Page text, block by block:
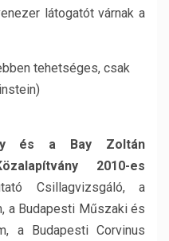
látogatót várnak a
tehetséges, csak
és a Bay Zoltán
2010-es
Csillagvizsgáló, a
a Budapesti Műszaki és
a Budapesti Corvinus